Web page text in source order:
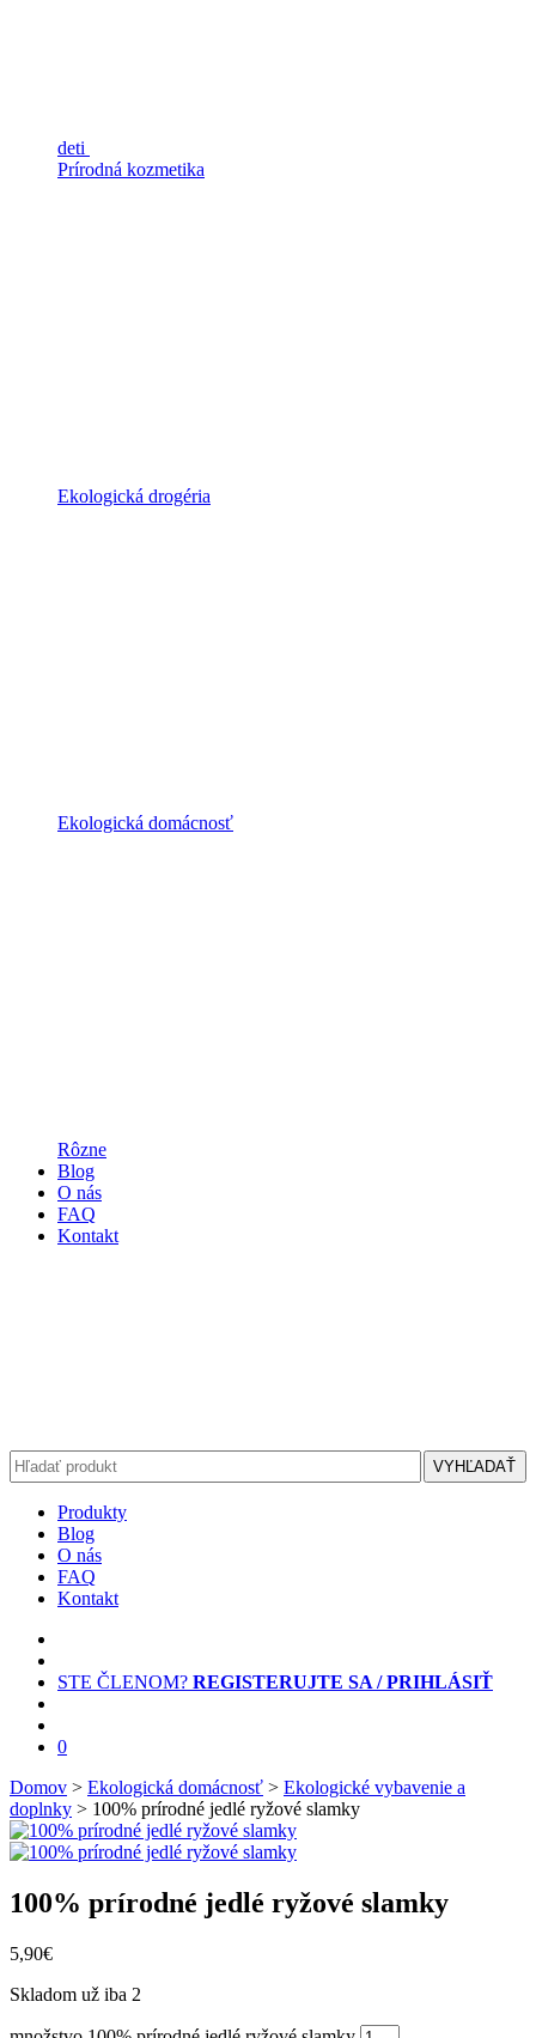
deti
Prírodná kozmetika
Ekologická drogéria
Ekologická domácnosť
Rôzne
Blog
O nás
FAQ
Kontakt
VYHĽADAŤ
Produkty
Blog
O nás
FAQ
Kontakt
STE ČLENOM? REGISTERUJTE SA / PRIHLÁSIŤ
0
Domov > Ekologická domácnosť > Ekologické vybavenie a
doplnky > 100% prírodné jedlé ryžové slamky
100% prírodné jedlé ryžové slamky
5,90€
Skladom už iba 2